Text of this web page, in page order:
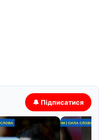
🔔 Підписатися